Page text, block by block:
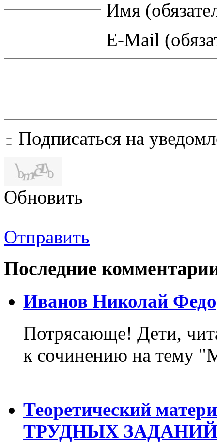
Имя
E-Mail
Подписаться на
Обновить
Отправить
Последние
Иванов Николай
Потрясающе! Дети,
к сочинению на тему
Теоретический
ТРУДНЫХ